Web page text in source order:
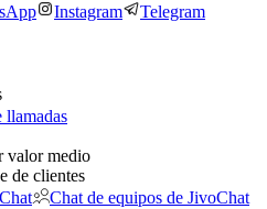
Instagram Telegram
valor medio
de clientes
Chat de equipos de JivoChat